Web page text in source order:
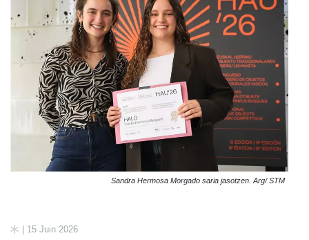
Sandra Hermosa Morgado saria jasotzen. Arg/ STM
| 15 Juin 2026